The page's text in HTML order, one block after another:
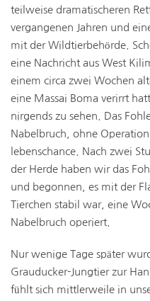
teilweise dramatischeren
vergangenen Jahren und
mit der Wildtierbehörde.
eine Nachricht aus West
einem circa zwei Wochen
eine Massai Boma verirrt
nirgends zu sehen. Das
Nabelbruch, ohne
lebenschance. Nach zwei
der Herde haben wir das
und begonnen, es mit der
Tierchen stabil war, eine
Nabelbruch operiert.
Nur wenige Tage später
Grauducker-Jungtier zur
fühlt sich mittlerweile in